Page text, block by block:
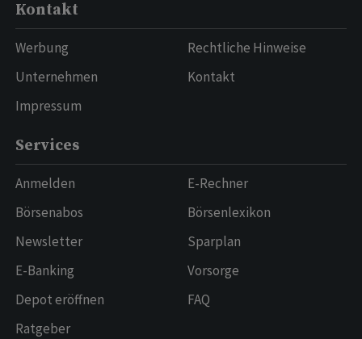
Kontakt
Werbung
Unternehmen
Impressum
Rechtliche Hinweise
Kontakt
Services
Anmelden
Börsenabos
Newsletter
E-Banking
Depot eröffnen
Ratgeber
E-Rechner
Börsenlexikon
Sparplan
Vorsorge
FAQ